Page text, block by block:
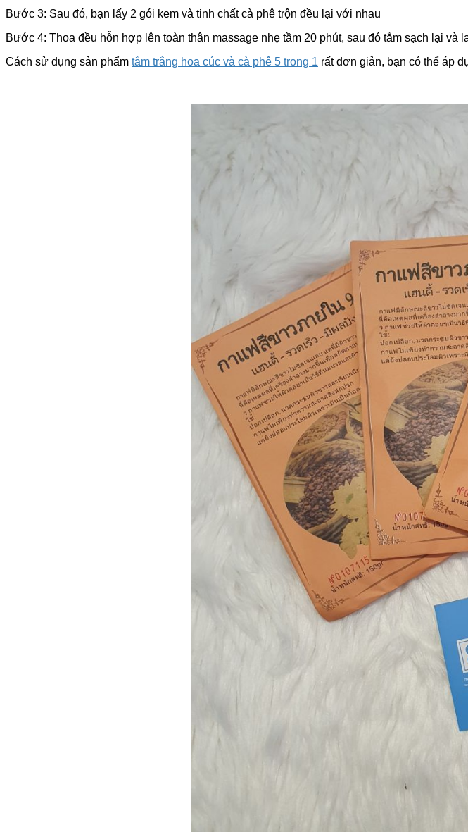
Bước 3: Sau đó, bạn lấy 2 gói kem và tinh chất cà phê trộn đều lại với nhau
Bước 4: Thoa đều hỗn hợp lên toàn thân massage nhẹ tầm 20 phút, sau đó tắm sạch lại và
Cách sử dụng sản phẩm tắm trắng hoa cúc và cà phê 5 trong 1 rất đơn giản, bạn có thể áp